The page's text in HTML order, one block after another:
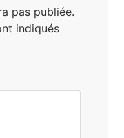
pas publiée.
indiqués